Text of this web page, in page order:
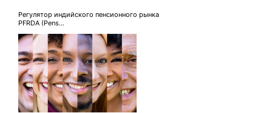
Регулятор индийского пенсионного рынка
PFRDA (Pens...